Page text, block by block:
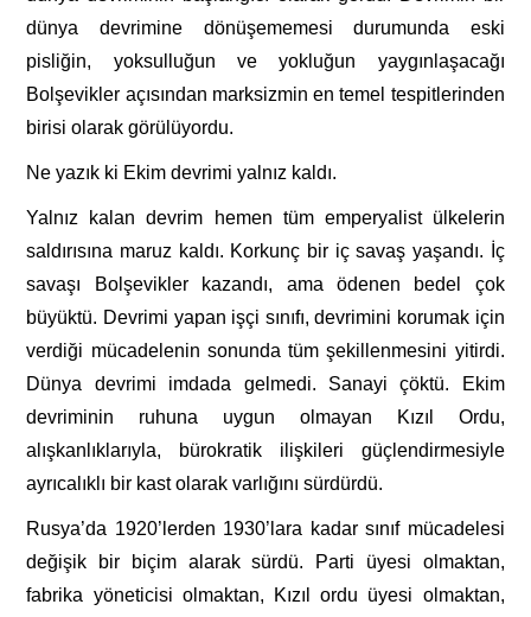
dünya devrimine dönüşememesi durumunda eski
pisliğin, yoksulluğun ve yokluğun yaygınlaşacağı
Bolşevikler açısından marksizmin en temel tespitlerinden
birisi olarak görülüyordu.
Ne yazık ki Ekim devrimi yalnız kaldı.
Yalnız kalan devrim hemen tüm emperyalist ülkelerin
saldırısına maruz kaldı. Korkunç bir iç savaş yaşandı. İç
savaşı Bolşevikler kazandı, ama ödenen bedel çok
büyüktü. Devrimi yapan işçi sınıfı, devrimini korumak için
verdiği mücadelenin sonunda tüm şekillenmesini yitirdi.
Dünya devrimi imdada gelmedi. Sanayi çöktü. Ekim
devriminin ruhuna uygun olmayan Kızıl Ordu,
alışkanlıklarıyla, bürokratik ilişkileri güçlendirmesiyle
ayrıcalıklı bir kast olarak varlığını sürdürdü.
Rusya’da 1920’lerden 1930’lara kadar sınıf mücadelesi
değişik bir biçim alarak sürdü. Parti üyesi olmaktan,
fabrika yöneticisi olmaktan, Kızıl ordu üyesi olmaktan,